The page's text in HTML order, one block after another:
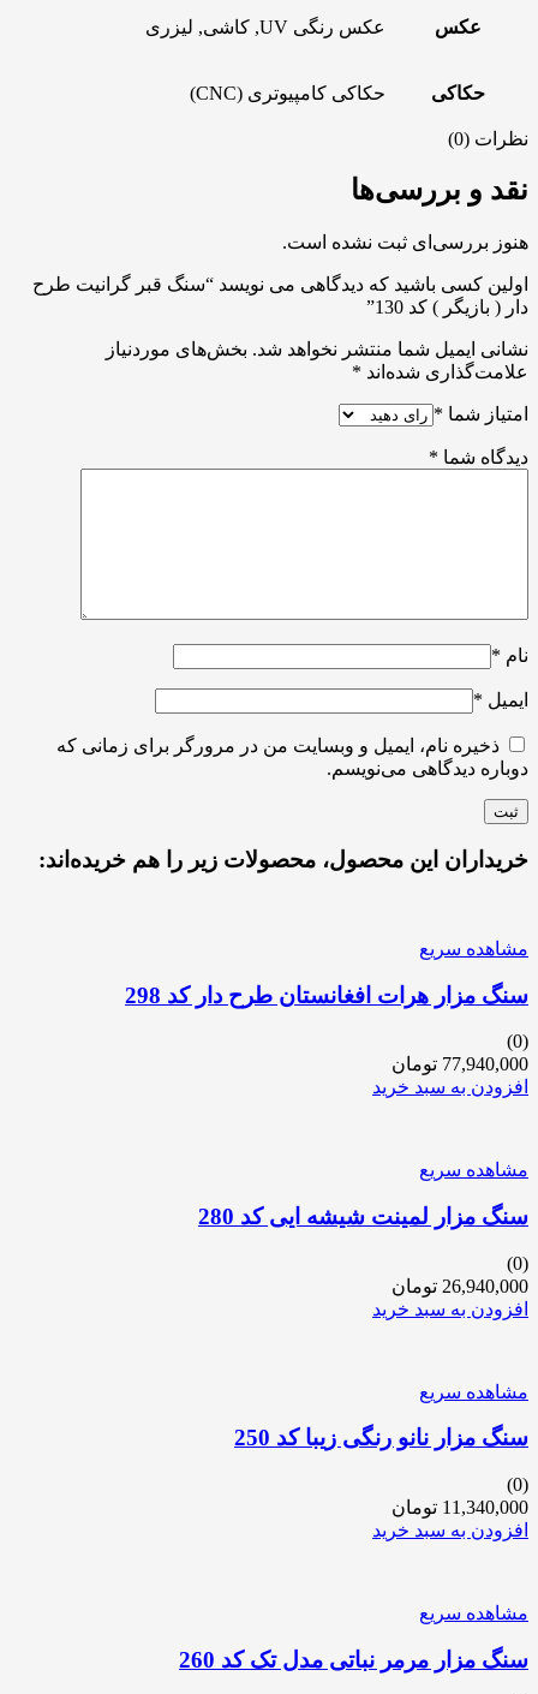
عکس عکس رنگی UV, کاشی, لیزری
حکاکی حکاکی کامپیوتری (CNC)
نظرات (0)
نقد و بررسی‌ها
هنوز بررسی‌ای ثبت نشده است.
اولین کسی باشید که دیدگاهی می نویسد “سنگ قبر گرانیت طرح
دار ( بازیگر ) کد 130”
نشانی ایمیل شما منتشر نخواهد شد. بخش‌های موردنیاز
علامت‌گذاری شده‌اند *
امتیاز شما *
دیدگاه شما *
نام *
ایمیل *
ذخیره نام، ایمیل و وبسایت من در مرورگر برای زمانی که
دوباره دیدگاهی می‌نویسم.
خریداران این محصول، محصولات زیر را هم خریده‌اند:
مشاهده سریع
سنگ مزار هرات افغانستان طرح دار کد 298
(0)
77,940,000 تومان
افزودن به سبد خرید
مشاهده سریع
سنگ مزار لمینت شیشه ایی کد 280
(0)
26,940,000 تومان
افزودن به سبد خرید
مشاهده سریع
سنگ مزار نانو رنگی زیبا کد 250
(0)
11,340,000 تومان
افزودن به سبد خرید
مشاهده سریع
سنگ مزار مرمر نباتی مدل تک کد 260